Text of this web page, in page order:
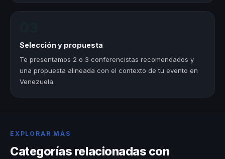
Selección y propuesta
Te presentamos 2 o 3 conferencistas recomendados y
una propuesta alineada con el contexto de tu evento en
Venezuela.
EXPLORAR MÁS
Categorías relacionadas con